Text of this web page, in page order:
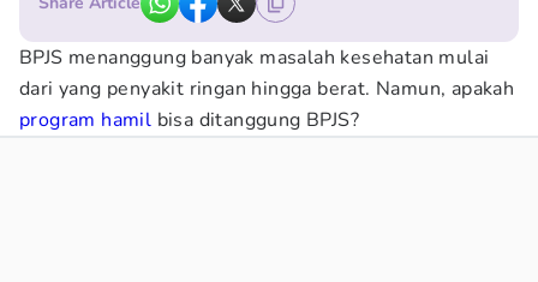
BPJS menanggung banyak masalah kesehatan mulai
dari yang penyakit ringan hingga berat. Namun, apakah
program hamil bisa ditanggung BPJS?